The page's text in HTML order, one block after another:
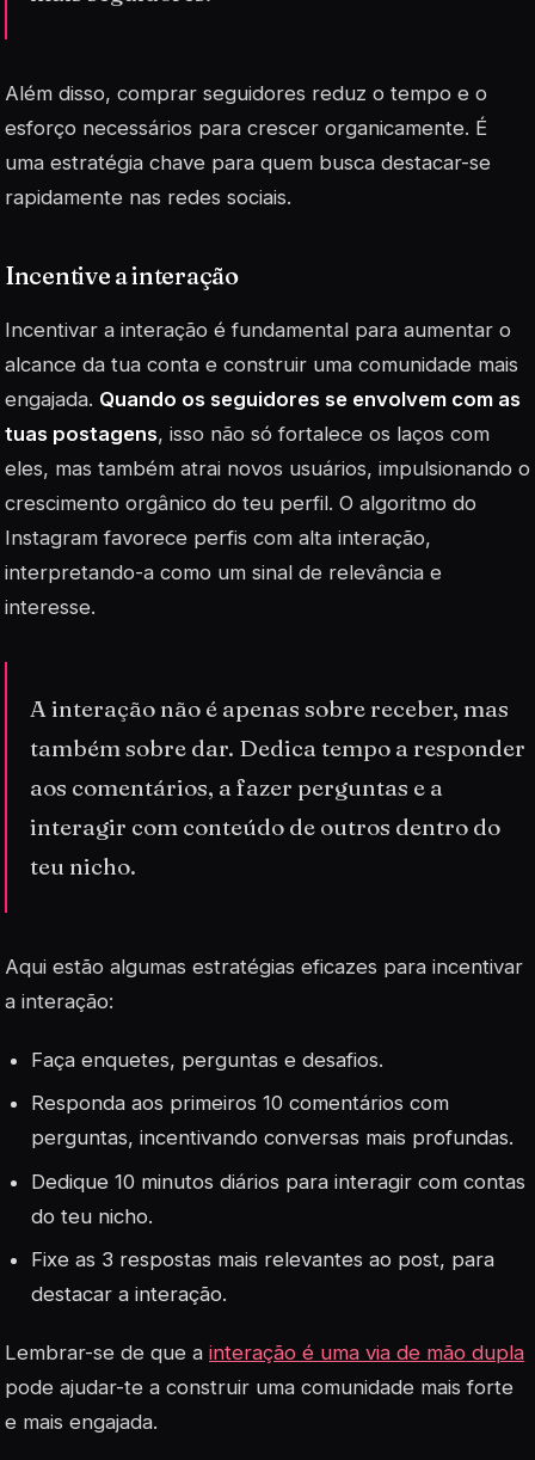
Além disso, comprar seguidores reduz o tempo e o
esforço necessários para crescer organicamente. É
uma estratégia chave para quem busca destacar-se
rapidamente nas redes sociais.
Incentive a interação
Incentivar a interação é fundamental para aumentar o
alcance da tua conta e construir uma comunidade mais
engajada. Quando os seguidores se envolvem com as
tuas postagens, isso não só fortalece os laços com
eles, mas também atrai novos usuários, impulsionando o
crescimento orgânico do teu perfil. O algoritmo do
Instagram favorece perfis com alta interação,
interpretando-a como um sinal de relevância e
interesse.
A interação não é apenas sobre receber, mas
também sobre dar. Dedica tempo a responder
aos comentários, a fazer perguntas e a
interagir com conteúdo de outros dentro do
teu nicho.
Aqui estão algumas estratégias eficazes para incentivar
a interação:
Faça enquetes, perguntas e desafios.
Responda aos primeiros 10 comentários com
perguntas, incentivando conversas mais profundas.
Dedique 10 minutos diários para interagir com contas
do teu nicho.
Fixe as 3 respostas mais relevantes ao post, para
destacar a interação.
Lembrar-se de que a interação é uma via de mão dupla
pode ajudar-te a construir uma comunidade mais forte
e mais engajada.